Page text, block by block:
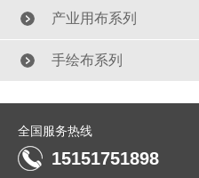
产业用布系列
手绘布系列
全国服务热线
15151751898